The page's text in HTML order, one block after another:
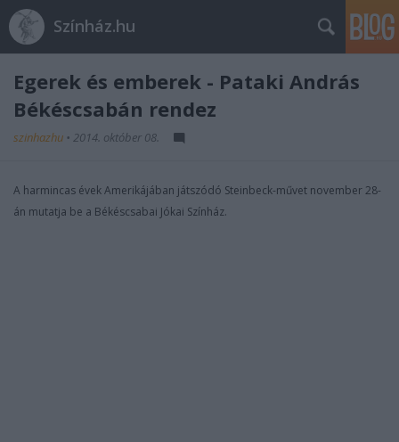
Színház.hu
Egerek és emberek - Pataki András
Békéscsabán rendez
szinhazhu • 2014. október 08.
A harmincas évek Amerikájában játszódó Steinbeck-művet november 28-
án mutatja be a Békéscsabai Jókai Színház.